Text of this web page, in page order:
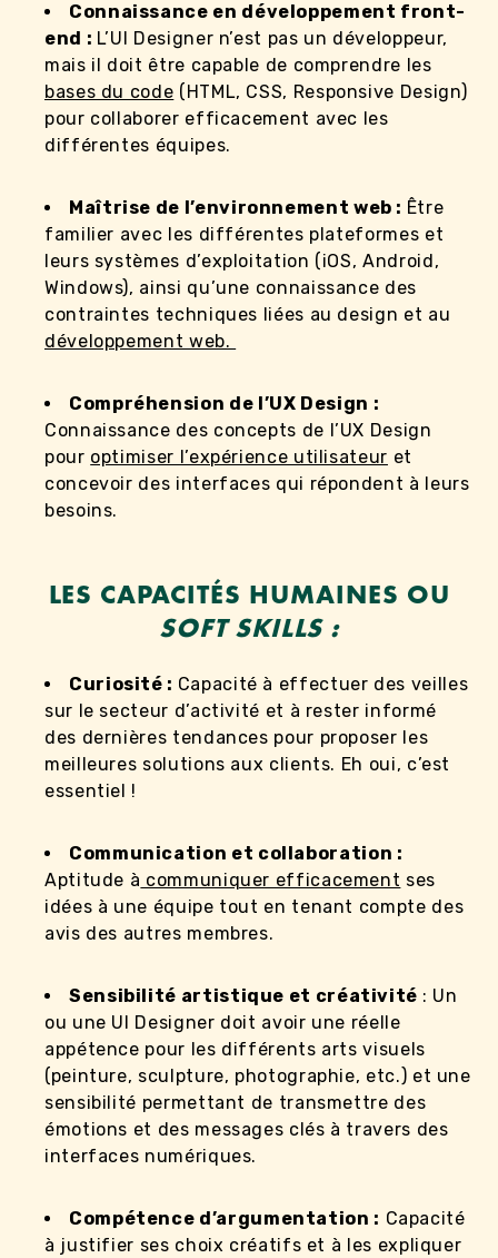
Connaissance en développement front-
end : L’UI Designer n’est pas un développeur,
mais il doit être capable de comprendre les
bases du code (HTML, CSS, Responsive Design)
pour collaborer efficacement avec les
différentes équipes.
Maîtrise de l’environnement web : Être
familier avec les différentes plateformes et
leurs systèmes d’exploitation (iOS, Android,
Windows), ainsi qu’une connaissance des
contraintes techniques liées au design et au
développement web.
Compréhension de l’UX Design :
Connaissance des concepts de l’UX Design
pour optimiser l’expérience utilisateur et
concevoir des interfaces qui répondent à leurs
besoins.
LES CAPACITÉS HUMAINES OU
SOFT SKILLS :
Curiosité : Capacité à effectuer des veilles
sur le secteur d’activité et à rester informé
des dernières tendances pour proposer les
meilleures solutions aux clients. Eh oui, c’est
essentiel !
Communication et collaboration :
Aptitude à communiquer efficacement ses
idées à une équipe tout en tenant compte des
avis des autres membres.
Sensibilité artistique et créativité : Un
ou une UI Designer doit avoir une réelle
appétence pour les différents arts visuels
(peinture, sculpture, photographie, etc.) et une
sensibilité permettant de transmettre des
émotions et des messages clés à travers des
interfaces numériques.
Compétence d’argumentation : Capacité
à justifier ses choix créatifs et à les expliquer